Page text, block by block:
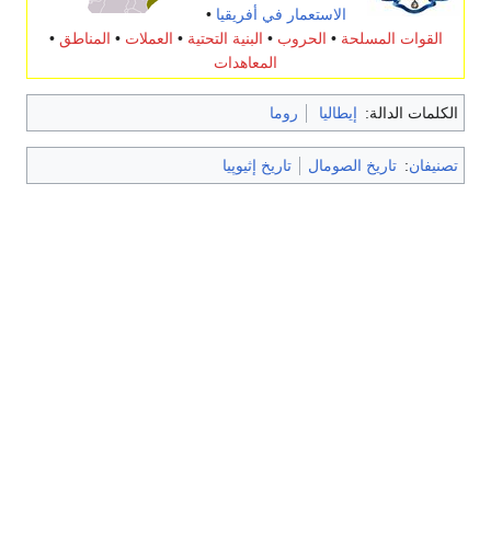
الاستعمار في أفريقيا •
القوات المسلحة • الحروب • البنية التحتية • العملات • المناطق •
المعاهدات
الكلمات الدالة: إيطاليا روما
تصنيفان: تاريخ الصومال تاريخ إثيوپيا